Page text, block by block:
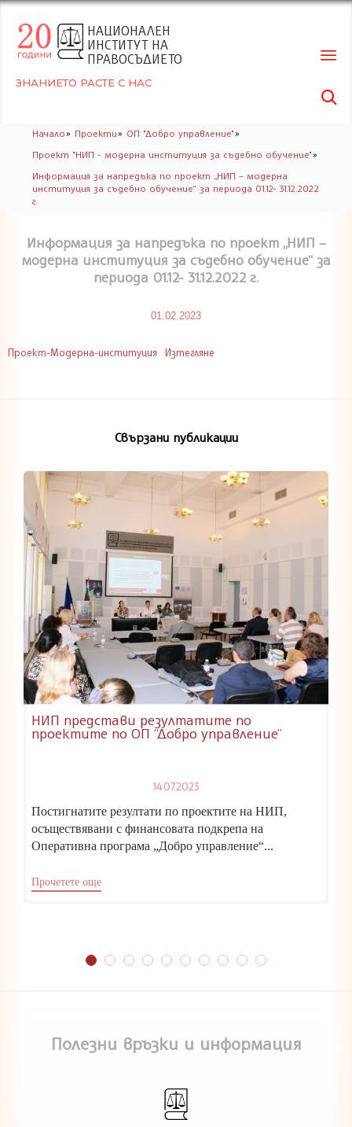
НАЦИОНАЛЕН
ИНСТИТУТ НА
ПРАВОСЪДИЕТО
ЗНАНИЕТО РАСТЕ С НАС

Начало» Проекти» ОП "Добро управление"»
Проект "НИП - модерна институция за съдебно обучение"»
Информация за напредъка по проект „НИП – модерна
институция за съдебно обучение“ за периода 01.12- 31.12.2022
г.
Информация за напредъка по проект „НИП –
модерна институция за съдебно обучение“ за
периода 01.12- 31.12.2022 г.
01.02.2023
Проект-Модерна-институция Изтегляне
Свързани публикации
НИП представи резултатите по
проектите по ОП “Добро управление”
14.07.2023
Постигнатите резултати по проектите на НИП,
осъществявани с финансовата подкрепа на
Оперативна програма „Добро управление“...
Прочетете още
Полезни връзки и информация